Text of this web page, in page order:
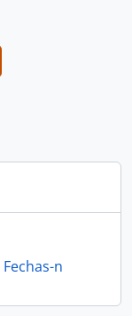
Fechas-n